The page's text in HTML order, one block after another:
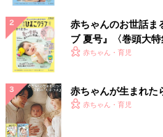
でくれるんじゃないかと思います」
■焦らず気長に見守るということ
「第1子は2月、第2子は4月1日の
方が『うちの子は劣っている？」
す。けれども、同じ早生まれの子
共有する中で意識が変わりました
なったら、我が子も半年後にはで
ず気長に見守るということ、親に
赤ちゃんのお世話ま
ブ 夏号』〈巻頭大
く！ おっぱい・ミル
赤ちゃん・育児
赤ちゃんが生まれた
赤ちゃん・育児